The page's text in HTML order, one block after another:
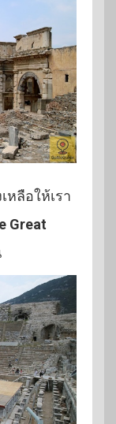
หลือให้เรา
Great